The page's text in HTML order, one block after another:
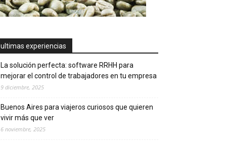
ultimas experiencias
La solución perfecta: software RRHH para
mejorar el control de trabajadores en tu empresa
9 diciembre, 2025
Buenos Aires para viajeros curiosos que quieren
vivir más que ver
6 noviembre, 2025